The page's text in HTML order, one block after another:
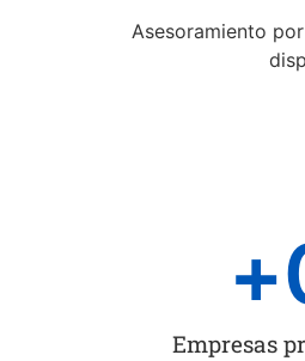
Asesoramiento
Empresas
+